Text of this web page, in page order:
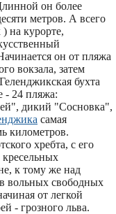
он более
метров. А всего
на курорте,
он от пляжа
вокзала, затем
бухта
- 24 пляжа:
дикий "Сосновка",
самая
километров.
хребта, с его
к тому же над
вольных свободных
от легкой
- грозного льва.